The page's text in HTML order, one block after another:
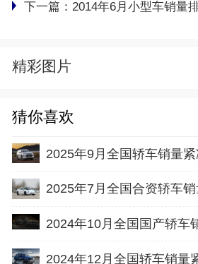
下一篇： 2014年6月小型车销量
精彩图片
猜你喜欢